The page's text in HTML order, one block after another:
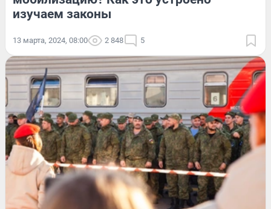
изучаем законы
13 марта, 2024, 08:00 2 848 5